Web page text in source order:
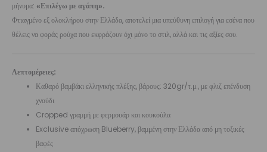
μήνυμα: «Επιλέγω με αγάπη».
Φτιαγμένο εξ ολοκλήρου στην Ελλάδα, αποτελεί μια υπεύθυνη επιλογή για εσένα που
θέλεις να φοράς ρούχα που εκφράζουν όχι μόνο το στιλ, αλλά και τις αξίες σου.
Λεπτομέρειες:
Καθαρό βαμβάκι ελληνικής πλέξης, βάρους: 320gr/τ.μ., με φλιζ επένδυση
χνούδι
Cropped γραμμή με φερμουάρ και κουκούλα
Exclusive απόχρωση Blueberry, βαμμένη στην Ελλάδα από μη τοξικές
βαφές